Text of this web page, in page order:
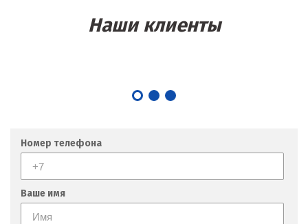
Наши клиенты
Номер телефона
Ваше имя